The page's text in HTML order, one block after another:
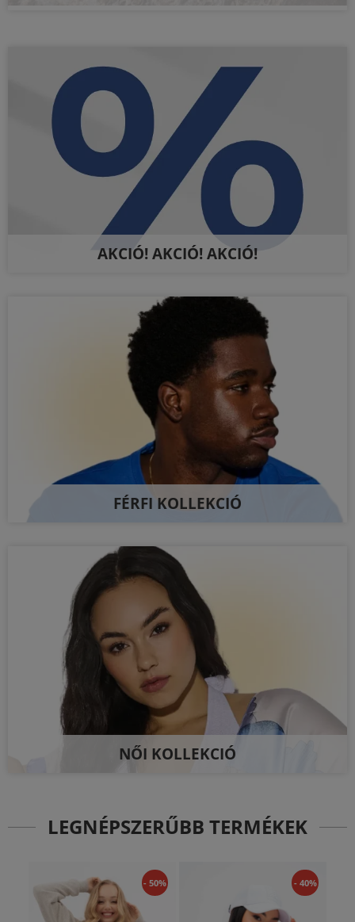
AKCIÓ! AKCIÓ! AKCIÓ!
FÉRFI KOLLEKCIÓ
NŐI KOLLEKCIÓ
LEGNÉPSZERŰBB TERMÉKEK
- 50% - 40%